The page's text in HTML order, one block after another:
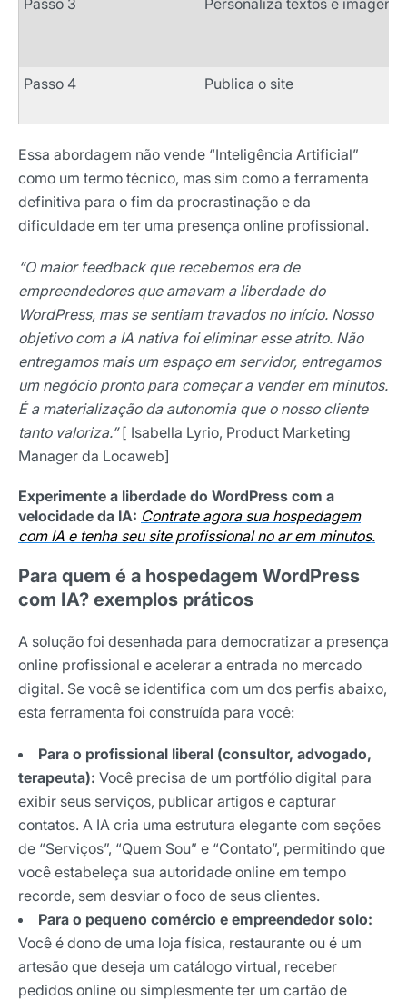
Passo 4 Publica o site
Essa abordagem não vende “Inteligência Artificial”
como um termo técnico, mas sim como a ferramenta
definitiva para o fim da procrastinação e da
dificuldade em ter uma presença online profissional.
“O maior feedback que recebemos era de
empreendedores que amavam a liberdade do
WordPress, mas se sentiam travados no início. Nosso
objetivo com a IA nativa foi eliminar esse atrito. Não
entregamos mais um espaço em servidor, entregamos
um negócio pronto para começar a vender em minutos.
É a materialização da autonomia que o nosso cliente
tanto valoriza.”[ Isabella Lyrio, Product Marketing
Manager da Locaweb]
Experimente a liberdade do WordPress com a
velocidade da IA: Contrate agora sua hospedagem
com IA e tenha seu site profissional no ar em minutos.
Para quem é a hospedagem WordPress
com IA? exemplos práticos
A solução foi desenhada para democratizar a presença
online profissional e acelerar a entrada no mercado
digital. Se você se identifica com um dos perfis abaixo,
esta ferramenta foi construída para você:
Para o profissional liberal (consultor, advogado,
terapeuta): Você precisa de um portfólio digital para
exibir seus serviços, publicar artigos e capturar
contatos. A IA cria uma estrutura elegante com seções
de “Serviços”, “Quem Sou” e “Contato”, permitindo que
você estabeleça sua autoridade online em tempo
recorde, sem desviar o foco de seus clientes.
Para o pequeno comércio e empreendedor solo:
Você é dono de uma loja física, restaurante ou é um
artesão que deseja um catálogo virtual, receber
pedidos online ou simplesmente ter um cartão de